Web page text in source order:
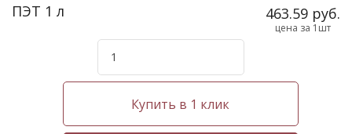
ПЭТ 1 л 463.59 руб.
цена за 1шт
Купить в 1 клик